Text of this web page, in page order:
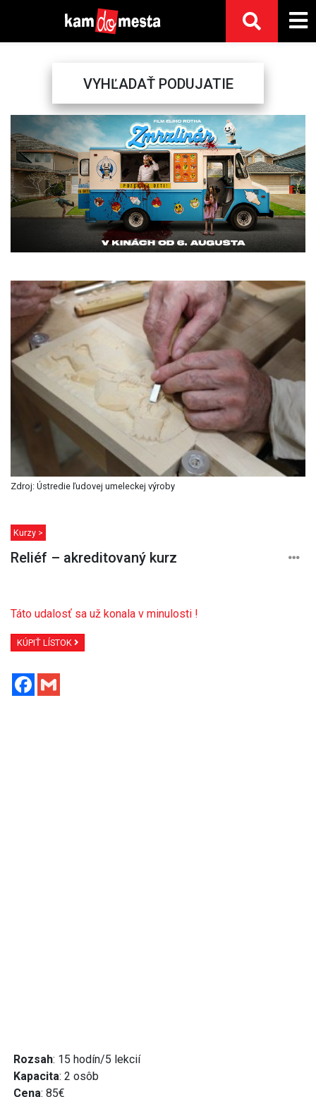
VYHĽADAŤ PODUJATIE
Previous Next
Zdroj: Ústredie ľudovej umeleckej výroby
Kurzy >
Reliéf – akreditovaný kurz
Táto udalosť sa už konala v minulosti !
KÚPIŤ LÍSTOK
Facebook
Rozsah: 15 hodín/5 lekcií
Kapacita: 2 osôb​​​​​​​
Cena: 85€